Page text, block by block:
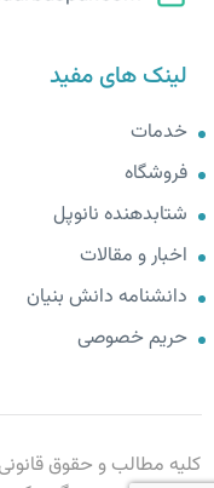
لینک های مفید
خدمات
فروشگاه
شتابدهنده نانوپل
اخبار و مقالات
دانشنامه دانش بنیان
حریم خصوصی
کلیه مطالب و حقوق